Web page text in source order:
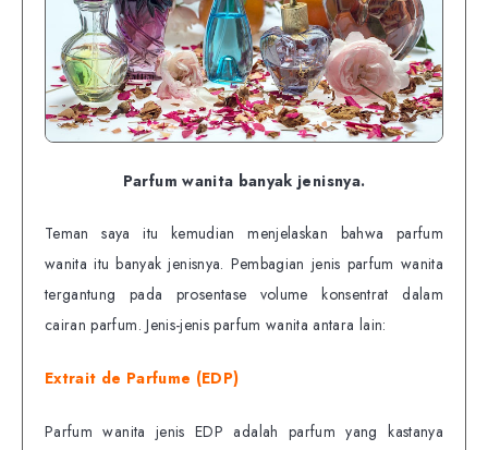
Parfum wanita banyak jenisnya.
Teman saya itu kemudian menjelaskan bahwa parfum
wanita itu banyak jenisnya. Pembagian jenis parfum wanita
tergantung pada prosentase volume konsentrat dalam
cairan parfum. Jenis-jenis parfum wanita antara lain:
Extrait de Parfume (EDP)
Parfum wanita jenis EDP adalah parfum yang kastanya